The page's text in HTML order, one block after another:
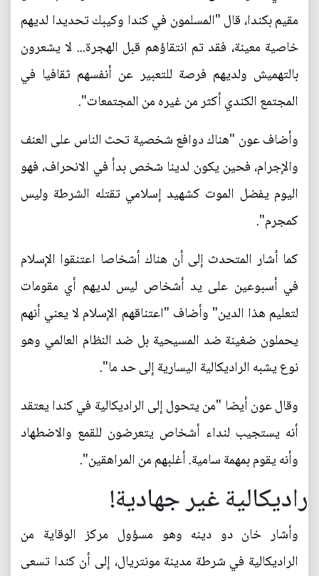
مقيم بكندا، قال "المسلمون في كندا وكيبك تحديدا لديهم
خاصية معينة، فقد تم انتقاؤهم قبل الهجرة... لا يشعرون
بالتهميش ولديهم فرصة للتعبير عن أنفسهم ثقافيا في
المجتمع الكندي أكثر من غيره من المجتمعات".
وأضاف عون "هناك دوافع شخصية تحث الناس على العنف
والإجرام، فحين يكون لدينا شخص بدأ في الانحراف، فهو
اليوم يفضل الموت كشهيد إسلامي تقتله الشرطة وليس
كمجرم".
كما أشار المتحدث إلى أن هناك أشخاصا اعتنقوا الإسلام
في أسبوعين على يد أشخاص ليس لديهم أي مقومات
لتعليم هذا الدين" وأضاف "اعتناقهم الإسلام لا يعني أنهم
يحملون ضغينة ضد المسيحية بل ضد النظام العالمي وهو
نوع يشبه الراديكالية اليسارية إلى حد ما".
وقال عون أيضا "من يتحول إلى الراديكالية في كندا يعتقد
أنه يستجيب لنداء أشخاص يتعرضون للقمع والاضطهاد
وأنه يقوم بمهمة سامية. أغلبهم من المراهقين".
راديكالية غير جهادية!
وأشار خان دو دينه وهو مسؤول مركز الوقاية من
الراديكالية في شرطة مدينة مونتريال، إلى أن كندا تسعى